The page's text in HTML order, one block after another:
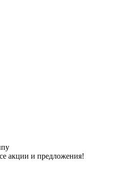
акции и предложения!